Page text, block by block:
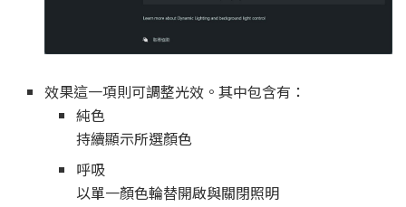
效果這一項則可調整光效。其中包含有：
純色
持續顯示所選顏色
呼吸
以單一顏色輪替開啟與關閉照明